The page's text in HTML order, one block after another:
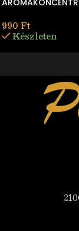
990 Ft
Készleten